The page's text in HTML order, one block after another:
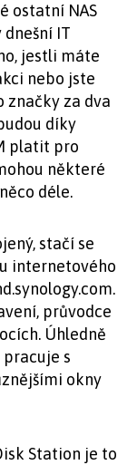
ostatní NAS
IT
jestli máte
nebo jste
značky za dva
díky
platit pro
některé
déle.
stačí se
internetového
průvodce
Úhledně
s
okny
Station je to